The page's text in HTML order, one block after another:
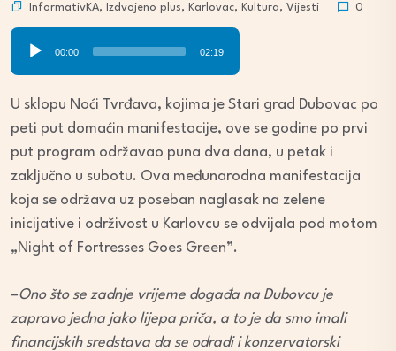
InformativKA, Izdvojeno plus, Karlovac, Kultura, Vijesti 0
Audio
Player
00:00 02:19
U sklopu Noći Tvrđava, kojima je Stari grad Dubovac po
peti put domaćin manifestacije, ove se godine po prvi
put program održavao puna dva dana, u petak i
zaključno u subotu. Ova međunarodna manifestacija
koja se održava uz poseban naglasak na zelene
inicijative i održivost u Karlovcu se odvijala pod motom
„Night of Fortresses Goes Green”.
–Ono što se zadnje vrijeme događa na Dubovcu je
zapravo jedna jako lijepa priča, a to je da smo imali
financijskih sredstava da se odradi i konzervatorski